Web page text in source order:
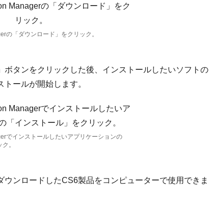
の「ダウンロード」をクリック。
タンをクリックした後、インストールしたいソフトの
ールが開始します。
でインストールしたいアプリケーションの
。
ンロードしたCS6製品をコンピューターで使用できま